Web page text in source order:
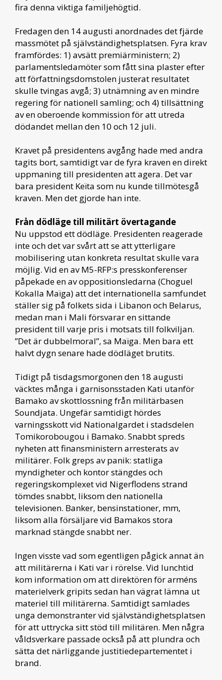
fira denna viktiga familjehögtid.
Fredagen den 14 augusti anordnades det fjärde
massmötet på självständighetsplatsen. Fyra krav
framfördes: 1) avsätt premiärministern; 2)
parlamentsledamöter som fått sina plaster efter
att författningsdomstolen justerat resultatet
skulle tvingas avgå; 3) utnämning av en mindre
regering för nationell samling; och 4) tillsättning
av en oberoende kommission för att utreda
dödandet mellan den 10 och 12 juli.
Kravet på presidentens avgång hade med andra
tagits bort, samtidigt var de fyra kraven en direkt
uppmaning till presidenten att agera. Det var
bara president Keïta som nu kunde tillmötesgå
kraven. Men det gjorde han inte.
Från dödläge till militärt övertagande
Nu uppstod ett dödläge. Presidenten reagerade
inte och det var svårt att se att ytterligare
mobilisering utan konkreta resultat skulle vara
möjlig. Vid en av M5-RFP:s presskonferenser
påpekade en av oppositionsledarna (Choguel
Kokalla Maïga) att det internationella samfundet
ställer sig på folkets sida i Libanon och Belarus,
medan man i Mali försvarar en sittande
president till varje pris i motsats till folkviljan.
”Det är dubbelmoral”, sa Maïga. Men bara ett
halvt dygn senare hade dödläget brutits.
Tidigt på tisdagsmorgonen den 18 augusti
väcktes många i garnisonsstaden Kati utanför
Bamako av skottlossning från militärbasen
Soundjata. Ungefär samtidigt hördes
varningsskott vid Nationalgardet i stadsdelen
Tomikorobougou i Bamako. Snabbt spreds
nyheten att finansministern arresterats av
militärer. Folk greps av panik: statliga
myndigheter och kontor stängdes och
regeringskomplexet vid Nigerflodens strand
tömdes snabbt, liksom den nationella
televisionen. Banker, bensinstationer, mm,
liksom alla försäljare vid Bamakos stora
marknad stängde snabbt ner.
Ingen visste vad som egentligen pågick annat än
att militärerna i Kati var i rörelse. Vid lunchtid
kom information om att direktören för arméns
materielverk gripits sedan han vägrat lämna ut
materiel till militärerna. Samtidigt samlades
unga demonstranter vid självständighetsplatsen
för att uttrycka sitt stöd till militären. Men några
våldsverkare passade också på att plundra och
sätta det närliggande justitiedepartementet i
brand.